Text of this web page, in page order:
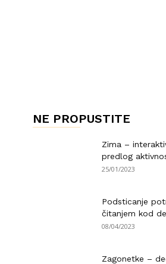
NE PROPUSTITE
Zima –
predlog
25/01/2023
Podsticanje
čitanjem kod
08/04/2023
Zagonetke –